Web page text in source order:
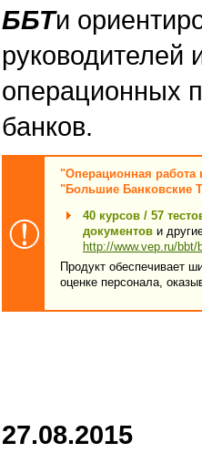
ББТи
руководителей
операционных
банков.
"Операционная
"Большие Банковские
40 курсов / 57
документов и
http://www.vep.ru/
Продукт обеспечивает
оценке персонала,
27.08.2015